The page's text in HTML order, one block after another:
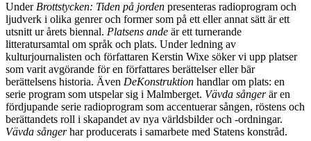
Under Brottstycken: Tiden på jorden presenteras radioprogram och
ljudverk i olika genrer och former som på ett eller annat sätt är ett
utsnitt ur årets biennal. Platsens ande är ett turnerande
litteratursamtal om språk och plats. Under ledning av
kulturjournalisten och författaren Kerstin Wixe söker vi upp platser
som varit avgörande för en författares berättelser eller bär
berättelsens historia. Även DeKonstruktion handlar om plats: en
serie program som utspelar sig i Malmberget. Vävda sångerär en
fördjupande serie radioprogram som accentuerar sången, röstens och
berättandets roll i skapandet av nya världsbilder och -ordningar.
Vävda sångerhar producerats i samarbete med Statens konstråd.